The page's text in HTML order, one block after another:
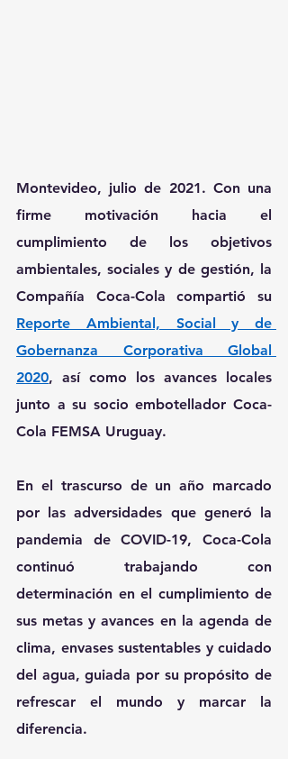
Montevideo, julio de 2021. Con una
firme motivación hacia el
cumplimiento de los objetivos
ambientales, sociales y de gestión, la
Compañía Coca-Cola
Reporte Ambiental, Social y de
Gobernanza Corporativa Global
2020, así como los avances locales
junto a su socio embotellador Coca-
Cola FEMSA Uruguay.
En el trascurso de un año marcado
por las adversidades que generó la
pandemia de COVID-19, Coca-Cola
continuó trabajando con
determinación en el cumplimiento de
clima, envases sustentables y cuidado
del agua, guiada por su propósito de
refrescar el mundo y marcar la
diferencia.